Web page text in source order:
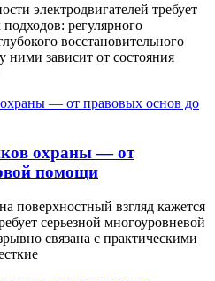
электродвигателей требует
регулярного
восстановительного
зависит от состояния
охраны — от
помощи
поверхностный взгляд кажется
серьезной многоуровневой
связана с практическими